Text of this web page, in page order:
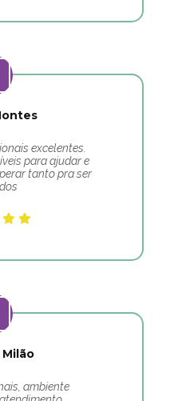
excelentes.
para ajudar e
tanto pra ser
ambiente